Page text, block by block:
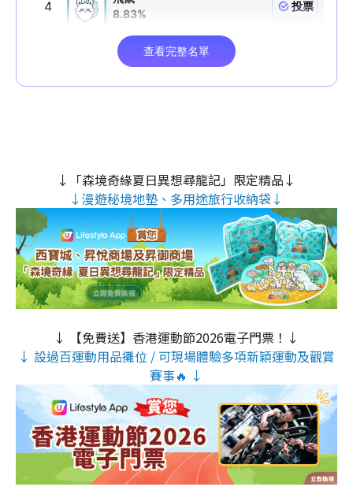
↓「森境奇緣夏日異想尋龍記」限定精品↓
↓漫遊秘境地墊、多用途旅行收納袋↓
↓ 【免費送】香港運動節2026電子門票！↓
↓ 設過百運動用品攤位 / 可現場體驗多項新穎運動及觀賞
賽事🔥 ↓